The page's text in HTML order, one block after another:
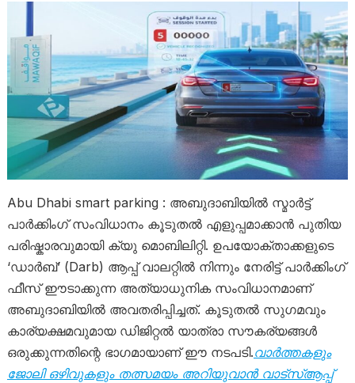
Abu Dhabi smart parking : അബുദാബിയിൽ സ്മാർട്ട്
പാർക്കിംഗ് സംവിധാനം കൂടുതൽ എളുപ്പമാക്കാൻ പുതിയ
പരിഷ്കാരവുമായി ക്യു മൊബിലിറ്റി. ഉപയോക്താക്കളുടെ
‘ഡാർബ്’ (Darb) ആപ്പ് വാലറ്റിൽ നിന്നും നേരിട്ട് പാർക്കിംഗ്
ഫീസ് ഈടാക്കുന്ന അത്യാധുനിക സംവിധാനമാണ്
അബുദാബിയിൽ അവതരിപ്പിച്ചത്. കൂടുതൽ സുഗമവും
കാര്യക്ഷമവുമായ ഡിജിറ്റൽ യാത്രാ സൗകര്യങ്ങൾ
ഒരുക്കുന്നതിന്റെ ഭാഗമായാണ് ഈ നടപടി.വാർത്തകളും
ജോലി ഒഴിവുകളും തത്സമയം അറിയുവാൻ വാട്സ്ആപ്പ്